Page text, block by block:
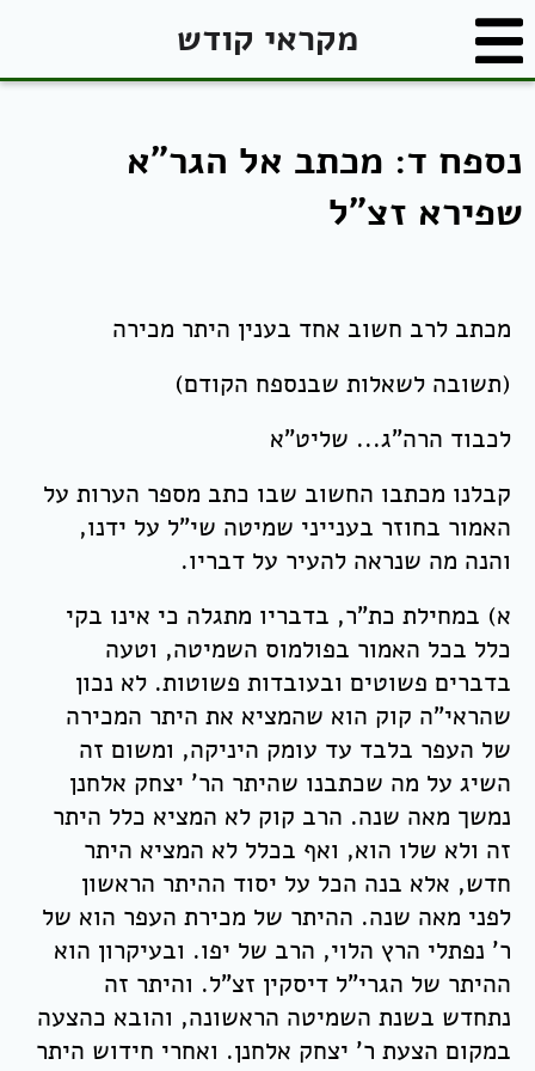
מקראי קודש
נספח ד: מכתב אל הגר"א
שפירא זצ"ל
מכתב לרב חשוב אחד בענין היתר מכירה
(תשובה לשאלות שבנספח הקודם)
לכבוד הרה"ג... שליט"א
קבלנו מכתבו החשוב שבו כתב מספר הערות על
האמור בחוזר בענייני שמיטה שי"ל על ידנו,
והנה מה שנראה להעיר על דבריו.
א) במחילת כת"ר, בדבריו מתגלה כי אינו בקי
כלל בכל האמור בפולמוס השמיטה, וטעה
בדברים פשוטים ובעובדות פשוטות. לא נכון
שהראי"ה קוק הוא שהמציא את היתר המכירה
של העפר בלבד עד עומק היניקה, ומשום זה
השיג על מה שכתבנו שהיתר הר' יצחק אלחנן
נמשך מאה שנה. הרב קוק לא המציא כלל היתר
זה ולא שלו הוא, ואף בכלל לא המציא היתר
חדש, אלא בנה הכל על יסוד ההיתר הראשון
לפני מאה שנה. ההיתר של מכירת העפר הוא של
ר' נפתלי הרץ הלוי, הרב של יפו. ובעיקרון הוא
ההיתר של הגרי"ל דיסקין זצ"ל. והיתר זה
נתחדש בשנת השמיטה הראשונה, והובא כהצעה
במקום הצעת ר' יצחק אלחנן. ואחרי חידוש היתר